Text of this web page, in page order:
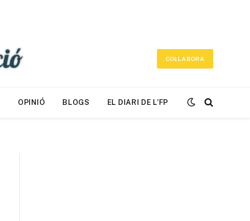
COL·LABORA
OPINIÓ BLOGS EL DIARI DE L’FP